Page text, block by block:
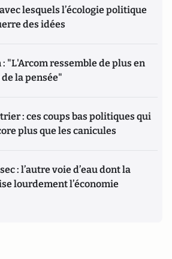
lesquels l’écologie politique
des idées
"L'Arcom ressemble de plus en
la pensée"
: ces coups bas politiques qui
plus que les canicules
: l’autre voie d’eau dont la
lourdement l’économie